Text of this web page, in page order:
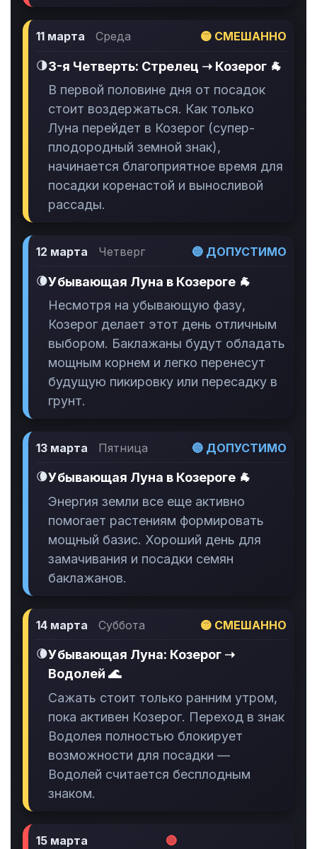
11 марта Среда 🟡 СМЕШАННО
🌗3-я Четверть: Стрелец ➝ Козерог 🐐
В первой половине дня от посадок
стоит воздержаться. Как только
Луна перейдет в Козерог (супер-
плодородный земной знак),
начинается благоприятное время для
посадки коренастой и выносливой
рассады.
12 марта Четверг 🔵 ДОПУСТИМО
🌘Убывающая Луна в Козероге 🐐
Несмотря на убывающую фазу,
Козерог делает этот день отличным
выбором. Баклажаны будут обладать
мощным корнем и легко перенесут
будущую пикировку или пересадку в
грунт.
13 марта Пятница 🔵 ДОПУСТИМО
🌘Убывающая Луна в Козероге 🐐
Энергия земли все еще активно
помогает растениям формировать
мощный базис. Хороший день для
замачивания и посадки семян
баклажанов.
14 марта Суббота 🟡 СМЕШАННО
🌘Убывающая Луна: Козерог ➝
Водолей 🌊
Сажать стоит только ранним утром,
пока активен Козерог. Переход в знак
Водолея полностью блокирует
возможности для посадки —
Водолей считается бесплодным
знаком.
15 марта
🔴